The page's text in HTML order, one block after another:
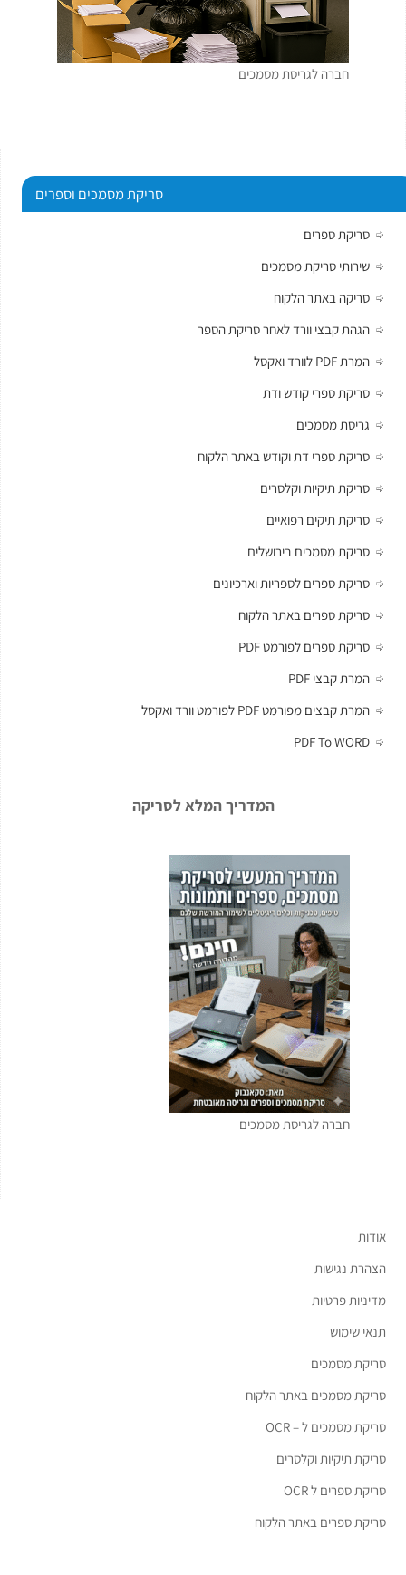
חברה לגריסת מסמכים
סריקת מסמכים וספרים
סריקת ספרים
שירותי סריקת מסמכים
סריקה באתר הלקוח
הגהת קבצי וורד לאחר סריקת הספר
המרת PDF לוורד ואקסל
סריקת ספרי קודש ודת
גריסת מסמכים
סריקת ספרי דת וקודש באתר הלקוח
סריקת תיקיות וקלסרים
סריקת תיקים רפואיים
סריקת מסמכים בירושלים
סריקת ספרים לספריות וארכיונים
סריקת ספרים באתר הלקוח
סריקת ספרים לפורמט PDF
המרת קבצי PDF
המרת קבצים מפורמט PDF לפורמט וורד ואקסל
PDF To WORD
המדריך המלא לסריקה
חברה לגריסת מסמכים
אודות
הצהרת נגישות
מדיניות פרטיות
תנאי שימוש
סריקת מסמכים
סריקת מסמכים באתר הלקוח
סריקת מסמכים ל – OCR
סריקת תיקיות וקלסרים
סריקת ספרים ל OCR
סריקת ספרים באתר הלקוח